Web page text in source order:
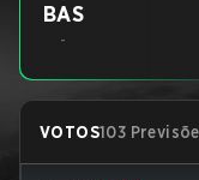
BAS
-
VOTOS103